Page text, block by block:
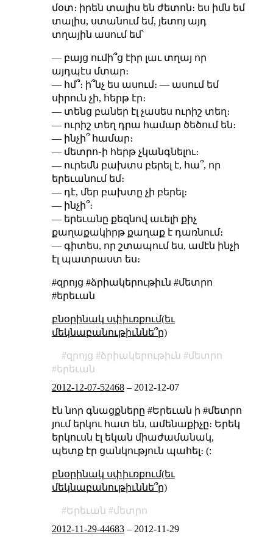
մօտ։ իրեն տալիս են ժետոն։ ես իմն եմ
տալիս, ստանում եմ, յետոյ այդ
տղային ասում եմ՝
— բայց ումի՞ց էիր լաւ տղայ որ
այդպէս մտար։
— հմ՞։ ի՞նչ ես ասում։ — ասում եմ
սիրուն չի, հերթ էր։
— տենց բաներ էլ չասես ուրիշ տեղ։
— ուրիշ տեղ դրա համար ծեծում են։
— ինչի՞ համար։
— մետրո֊ի հերթ չկանգնելու։
— ուրեմն բախտս բերել է, հա՞, որ
երեւանում եմ։
— դէ, մեր բախտը չի բերել։
— ինչի՞։
— երեւանը քեզնով աւելի քիչ
քաղաքակիրթ քաղաք է դառնում։
— գիտես, որ շտապում ես, ամէն ինչի
էլ պատրաստ ես։
#զրոյց #ձրիակերութիւն #մետրո
#երեւան
բնօրինակ սփիւռքում(եւ
մեկնաբանութիւննե՞ր)
զրոյց ձրիակերութիւն
մետրո
երեւան
2012-12-07-52468– 2012-12-07
էն նոր գնացքները #Երեւան ի #մետրո
յում երկու հատ են, ամենաքիչը։ Երեկ
երկուսն էլ եկան միաժամանակ,
պետք էր ցանկություն պահել։ (:
բնօրինակ սփիւռքում(եւ
մեկնաբանութիւննե՞ր)
Երեւան
մետրո
2012-11-29-44683– 2012-11-29